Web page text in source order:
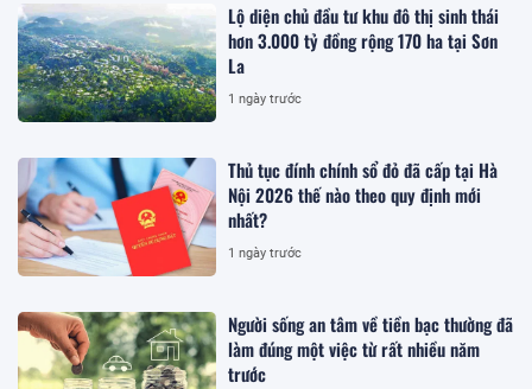
Lộ diện chủ đầu tư khu đô thị sinh thái
hơn 3.000 tỷ đồng rộng 170 ha tại Sơn
La
1 ngày trước
Thủ tục đính chính sổ đỏ đã cấp tại Hà
Nội 2026 thế nào theo quy định mới
nhất?
1 ngày trước
Người sống an tâm về tiền bạc thường đã
làm đúng một việc từ rất nhiều năm
trước